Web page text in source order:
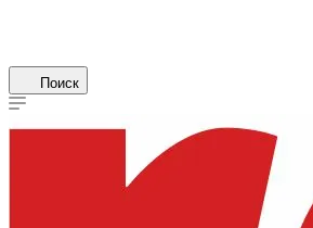
Поиск